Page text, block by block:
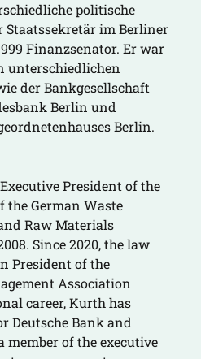
politische
Staatssekretär im Berliner
Finanzsenator. Er war
unterschiedlichen
der Bankgesellschaft
Berlin und
Berlin.
President of the
the German Waste
Raw Materials
Since 2020, the law
President of the
Association
career, Kurth has
Deutsche Bank and
of the executive